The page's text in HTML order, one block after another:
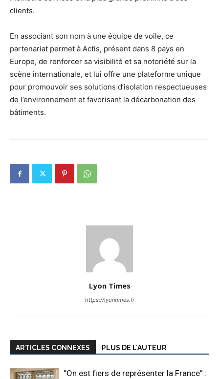
clients.
En associant son nom à une équipe de voile, ce
partenariat permet à Actis, présent dans 8 pays en
Europe, de renforcer sa visibilité et sa notoriété sur la
scène internationale, et lui offre une plateforme unique
pour promouvoir ses solutions d’isolation respectueuses
de l’environnement et favorisant la décarbonation des
bâtiments.
Lyon Times
https://lyontimes.fr
ARTICLES CONNEXES PLUS DE L'AUTEUR
“On est fiers de représenter la France” :